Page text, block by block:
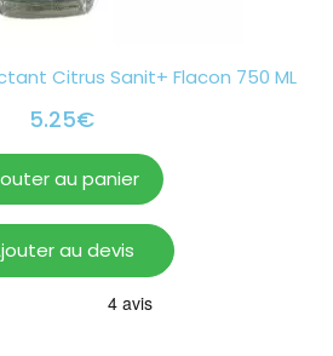
Citrus Sanit+ Flacon 750 ML
5.25€
au panier
au devis